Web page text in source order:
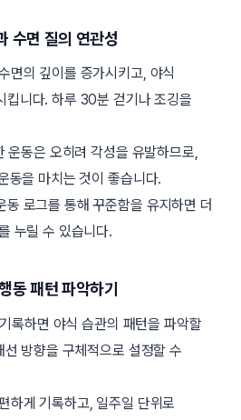
수면 질의 연관성
면의 깊이를 증가시키고, 야식
킵니다. 하루 30분 걷기나 조깅을
운동은 오히려 각성을 유발하므로,
동을 마치는 것이 좋습니다.
동 로그를 통해 꾸준함을 유지하면 더
누릴 수 있습니다.
동 패턴 파악하기
록하면 야식 습관의 패턴을 파악할
방향을 구체적으로 설정할 수
하게 기록하고, 일주일 단위로